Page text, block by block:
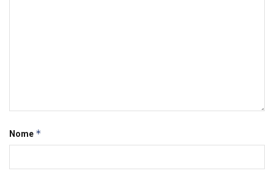
Nome *